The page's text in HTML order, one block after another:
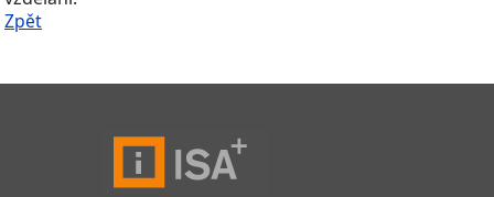
Zpět